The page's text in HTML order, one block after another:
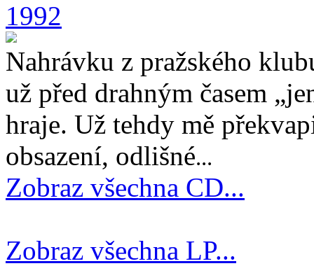
1992
Nahrávku z pražského
už před drahným časem
hraje. Už tehdy mě
obsazení, odlišné...
Zobraz všechna CD...
Zobraz všechna LP...